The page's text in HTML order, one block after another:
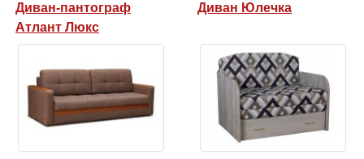
Диван-пантограф
Атлант Люкс
Диван Юлечка